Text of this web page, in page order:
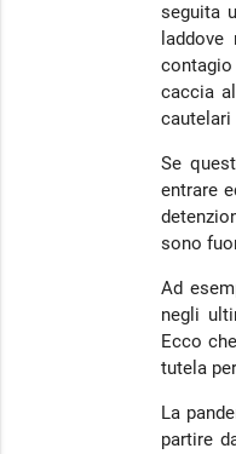
seguita
caccia
cautelari
Se
entrare
sono
Ad
negli
Ecco
tutela
La
partire